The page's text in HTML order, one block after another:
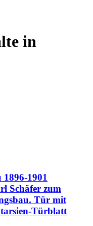
in
1901
Schäfer zum
Tür mit
Türblatt